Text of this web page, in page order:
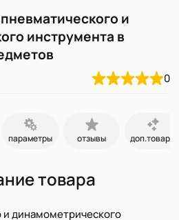
и
инструмента в
0
параметры отзывы доп.товары
товара
и динамометрического